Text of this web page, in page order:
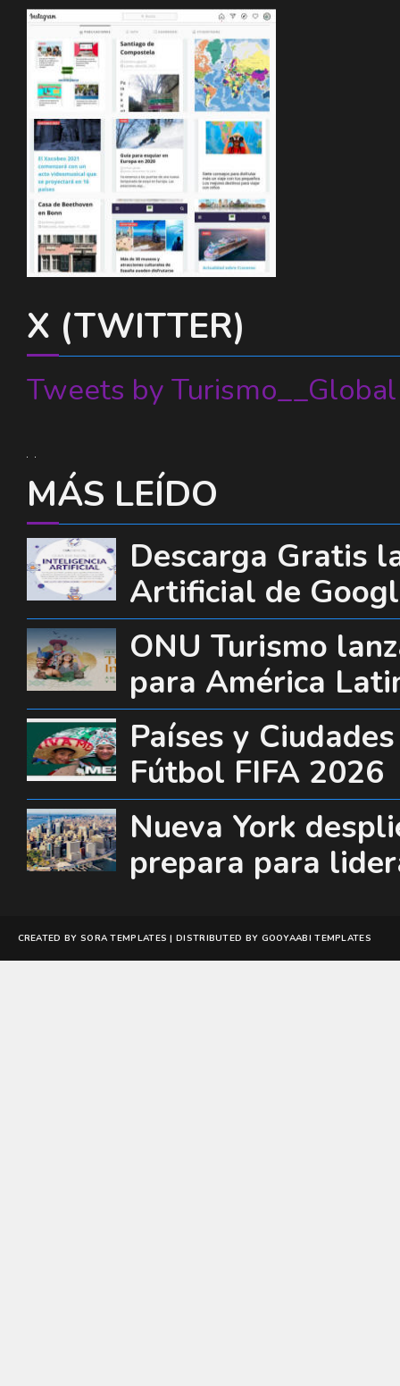
X (TWITTER)
Tweets by Turismo__Global
MÁS LEÍDO
Descarga Gratis
Artificial de
ONU Turismo
para América
Países y
Fútbol FIFA 2026
Nueva York
prepara para
CREATED BY SORA TEMPLATES | DISTRIBUTED BY GOOYAABI TEMPLATES